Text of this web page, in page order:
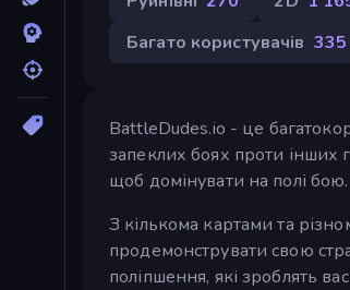
Багато користувачів 335
BattleDudes.io - це
запеклих боях проти інших
щоб домінувати на полі бою.
З кількома картами та
продемонструвати свою
поліпшення, які зроблять